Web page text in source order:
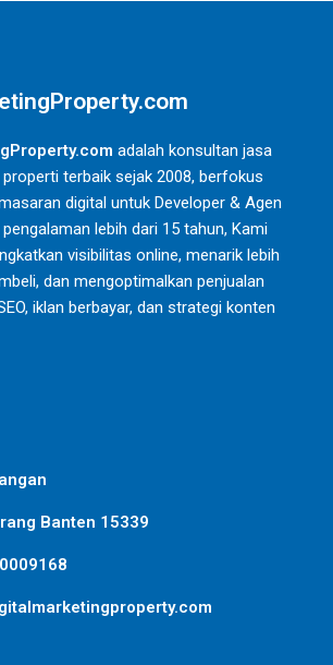
adalah konsultan jasa
terbaik sejak 2008, berfokus
digital untuk Developer & Agen
lebih dari 15 tahun, Kami
visibilitas online, menarik lebih
dan mengoptimalkan penjualan
iklan berbayar, dan strategi konten
Banten 15339